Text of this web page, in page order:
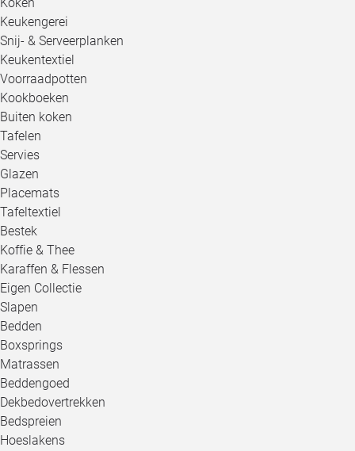
Keukengerei
Snij- & Serveerplanken
Keukentextiel
Voorraadpotten
Kookboeken
Buiten koken
Tafelen
Servies
Glazen
Placemats
Tafeltextiel
Bestek
Koffie & Thee
Karaffen & Flessen
Eigen Collectie
Slapen
Bedden
Boxsprings
Matrassen
Beddengoed
Dekbedovertrekken
Bedspreien
Hoeslakens